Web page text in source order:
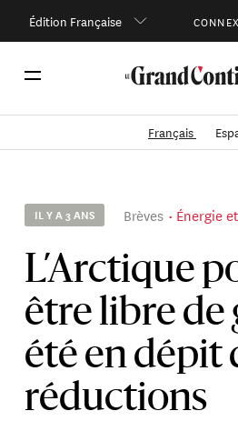
Édition Française
Français
IL Y A 3 ANS Brèves Énergie
L’Arctique
être libre de
été en dépit
réductions